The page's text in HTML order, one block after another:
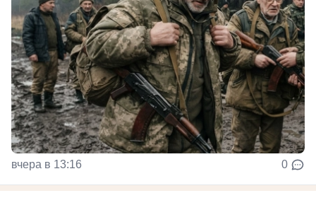
вчера в 13:16 0